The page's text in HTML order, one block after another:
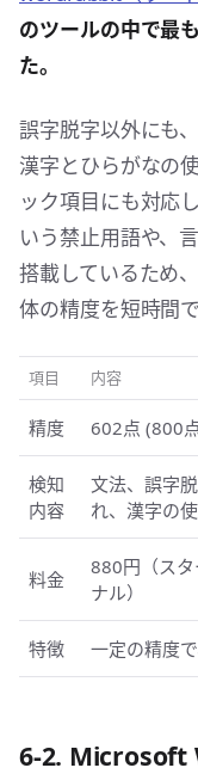
のツールの中で最
た。
誤字脱字以外にも
漢字とひらがなの
ック項目にも対応
いう禁止用語や、
搭載しているため
体の精度を短時間
項目 内容
精度 602点 (800
検知
内容
文法、誤字
れ、漢字の
料金
880円（ス
ナル）
特徴 一定の精度
6-2. Microsoft